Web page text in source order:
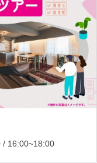
/ 16:00~18:00